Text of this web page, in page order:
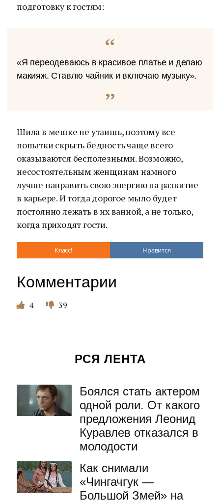
подготовку к гостям:
«Я переодеваюсь в красивое платье и делаю
макияж. Ставлю чайник и включаю музыку».
Шила в мешке не утаишь, поэтому все
попытки скрыть бедность чаще всего
оказываются бесполезными. Возможно,
несостоятельным женщинам намного
лучше направить свою энергию на развитие
в карьере. И тогда дорогое мыло будет
постоянно лежать в их ванной, а не только,
когда приходят гости.
Класс! Нравится
Комментарии
4 39
РСЯ ЛЕНТА
Боялся стать актером
одной роли. От какого
предложения Леонид
Куравлев отказался в
молодости
Как снимали
«Чингачгук —
Большой Змей» на